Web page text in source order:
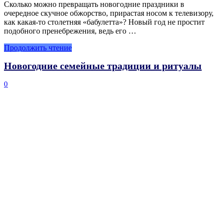
Сколько можно превращать новогодние праздники в
очередное скучное обжорство, прирастая носом к телевизору,
как какая-то столетняя «бабулетта»? Новый год не простит
подобного пренебрежения, ведь его …
Продолжить чтение
Новогодние семейные традиции и ритуалы
0